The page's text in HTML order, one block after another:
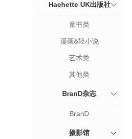
Hachette UK出版社
童书类
漫画&轻小说
艺术类
其他类
BranD杂志
BranD
摄影馆